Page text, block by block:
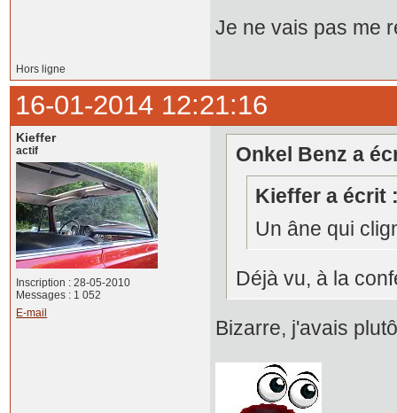
Je ne vais pas me
Hors ligne
16-01-2014 12:21:16
Kieffer
actif
Inscription : 28-05-2010
Messages : 1 052
E-mail
Onkel Benz a
Kieffer a écrit
Un âne qui
Déjà vu, à la
Bizarre, j'avais